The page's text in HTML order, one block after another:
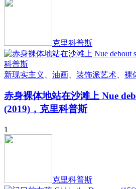
克里科普斯
新现实主义 油画 装饰派艺术 裸
赤身裸体地站在沙滩上 Nue
(2019)，克里科普斯
1
克里科普斯